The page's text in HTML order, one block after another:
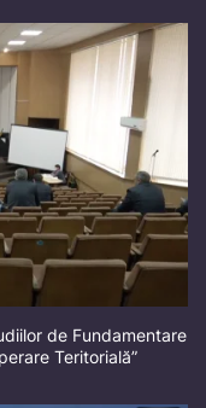
de Fundamentare
Teritorială”